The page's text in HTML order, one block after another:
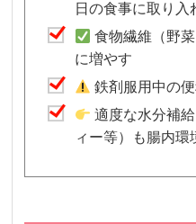
日の食事に取り入
食物繊維（野
に増やす
鉄剤服用中の
適度な水分補
ィー等）も腸内環